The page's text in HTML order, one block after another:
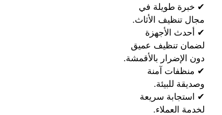
✔ خبرة طويلة في
مجال تنظيف الأثاث.
✔ أحدث الأجهزة
لضمان تنظيف عميق
دون الإضرار بالأقمشة.
✔ منظفات آمنة
وصديقة للبيئة.
✔ استجابة سريعة
لخدمة العملاء.